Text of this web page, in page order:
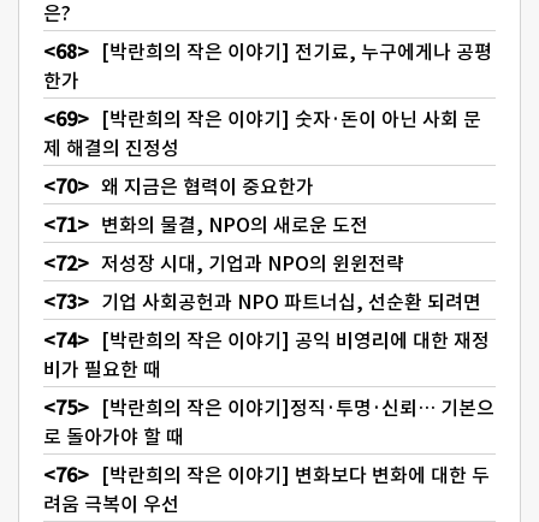
은?
[박란희의 작은 이야기] 전기료, 누구에게나 공평
한가
[박란희의 작은 이야기] 숫자·돈이 아닌 사회 문
제 해결의 진정성
왜 지금은 협력이 중요한가
변화의 물결, NPO의 새로운 도전
저성장 시대, 기업과 NPO의 윈윈전략
기업 사회공헌과 NPO 파트너십, 선순환 되려면
[박란희의 작은 이야기] 공익 비영리에 대한 재정
비가 필요한 때
[박란희의 작은 이야기]정직·투명·신뢰… 기본으
로 돌아가야 할 때
[박란희의 작은 이야기] 변화보다 변화에 대한 두
려움 극복이 우선